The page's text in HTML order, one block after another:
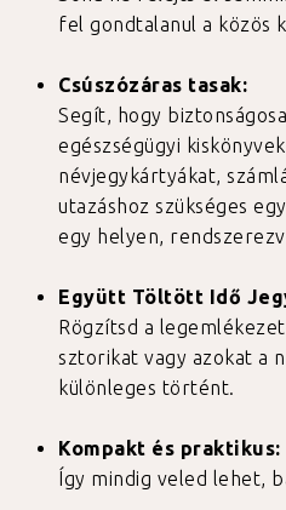
fel gondtalanul a közös
Csúszózáras tasak:
Segít, hogy
egészségügyi
névjegykártyákat,
utazáshoz szükséges
egy helyen,
Együtt Töltött Idő
Rögzítsd a
sztorikat vagy azokat a
különleges történt.
Kompakt és praktikus:
Így mindig veled lehet,